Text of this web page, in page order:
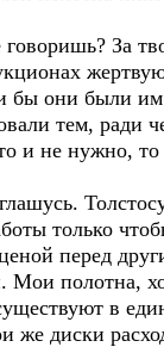
За
бы они были
тем, ради
и не нужно, то
только
перед
Мои полотна,
в
же диски